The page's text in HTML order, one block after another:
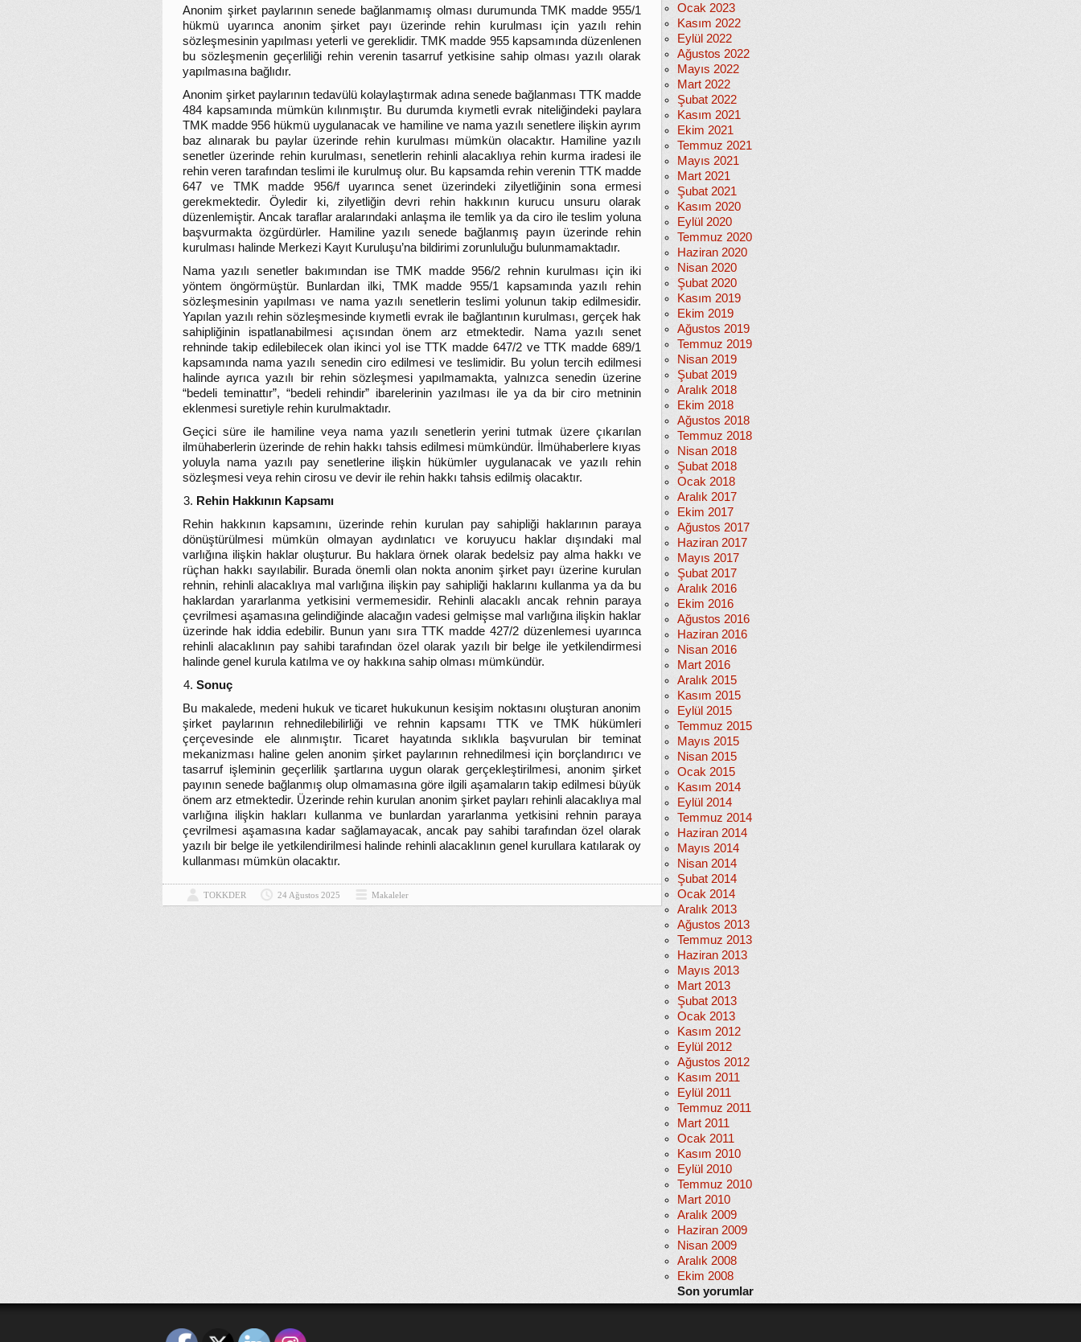
Anonim şirket paylarının senede bağlanmamış olması durumunda TMK madde 955/1
hükmü uyarınca anonim şirket payı üzerinde rehin kurulması için yazılı rehin
sözleşmesinin yapılması yeterli ve gereklidir. TMK madde 955 kapsamında düzenlenen
bu sözleşmenin geçerliliği rehin verenin tasarruf yetkisine sahip olması yazılı olarak
yapılmasına bağlıdır.
Anonim şirket paylarının tedavülü kolaylaştırmak adına senede bağlanması TTK madde
484 kapsamında mümkün kılınmıştır. Bu durumda kıymetli evrak niteliğindeki paylara
TMK madde 956 hükmü uygulanacak ve hamiline ve nama yazılı senetlere ilişkin ayrım
baz alınarak bu paylar üzerinde rehin kurulması mümkün olacaktır. Hamiline yazılı
senetler üzerinde rehin kurulması, senetlerin rehinli alacaklıya rehin kurma iradesi ile
rehin veren tarafından teslimi ile kurulmuş olur. Bu kapsamda rehin verenin TTK madde
647 ve TMK madde 956/f uyarınca senet üzerindeki zilyetliğinin sona ermesi
gerekmektedir. Öyledir ki, zilyetliğin devri rehin hakkının kurucu unsuru olarak
düzenlemiştir. Ancak taraflar aralarındaki anlaşma ile temlik ya da ciro ile teslim yoluna
başvurmakta özgürdürler. Hamiline yazılı senede bağlanmış payın üzerinde rehin
kurulması halinde Merkezi Kayıt Kuruluşu’na bildirimi zorunluluğu bulunmamaktadır.
Nama yazılı senetler bakımından ise TMK madde 956/2 rehnin kurulması için iki
yöntem öngörmüştür. Bunlardan ilki, TMK madde 955/1 kapsamında yazılı rehin
sözleşmesinin yapılması ve nama yazılı senetlerin teslimi yolunun takip edilmesidir.
Yapılan yazılı rehin sözleşmesinde kıymetli evrak ile bağlantının kurulması, gerçek hak
sahipliğinin ispatlanabilmesi açısından önem arz etmektedir. Nama yazılı senet
rehninde takip edilebilecek olan ikinci yol ise TTK madde 647/2 ve TTK madde 689/1
kapsamında nama yazılı senedin ciro edilmesi ve teslimidir. Bu yolun tercih edilmesi
halinde ayrıca yazılı bir rehin sözleşmesi yapılmamakta, yalnızca senedin üzerine
“bedeli teminattır”, “bedeli rehindir” ibarelerinin yazılması ile ya da bir ciro metninin
eklenmesi suretiyle rehin kurulmaktadır.
Geçici süre ile hamiline veya nama yazılı senetlerin yerini tutmak üzere çıkarılan
ilmühaberlerin üzerinde de rehin hakkı tahsis edilmesi mümkündür. İlmühaberlere kıyas
yoluyla nama yazılı pay senetlerine ilişkin hükümler uygulanacak ve yazılı rehin
sözleşmesi veya rehin cirosu ve devir ile rehin hakkı tahsis edilmiş olacaktır.
Rehin Hakkının Kapsamı
Rehin hakkının kapsamını, üzerinde rehin kurulan pay sahipliği haklarının paraya
dönüştürülmesi mümkün olmayan aydınlatıcı ve koruyucu haklar dışındaki mal
varlığına ilişkin haklar oluşturur. Bu haklara örnek olarak bedelsiz pay alma hakkı ve
rüçhan hakkı sayılabilir. Burada önemli olan nokta anonim şirket payı üzerine kurulan
rehnin, rehinli alacaklıya mal varlığına ilişkin pay sahipliği haklarını kullanma ya da bu
haklardan yararlanma yetkisini vermemesidir. Rehinli alacaklı ancak rehnin paraya
çevrilmesi aşamasına gelindiğinde alacağın vadesi gelmişse mal varlığına ilişkin haklar
üzerinde hak iddia edebilir. Bunun yanı sıra TTK madde 427/2 düzenlemesi uyarınca
rehinli alacaklının pay sahibi tarafından özel olarak yazılı bir belge ile yetkilendirmesi
halinde genel kurula katılma ve oy hakkına sahip olması mümkündür.
Sonuç
Bu makalede, medeni hukuk ve ticaret hukukunun kesişim noktasını oluşturan anonim
şirket paylarının rehnedilebilirliği ve rehnin kapsamı TTK ve TMK hükümleri
çerçevesinde ele alınmıştır. Ticaret hayatında sıklıkla başvurulan bir teminat
mekanizması haline gelen anonim şirket paylarının rehnedilmesi için borçlandırıcı ve
tasarruf işleminin geçerlilik şartlarına uygun olarak gerçekleştirilmesi, anonim şirket
payının senede bağlanmış olup olmamasına göre ilgili aşamaların takip edilmesi büyük
önem arz etmektedir. Üzerinde rehin kurulan anonim şirket payları rehinli alacaklıya mal
varlığına ilişkin hakları kullanma ve bunlardan yararlanma yetkisini rehnin paraya
çevrilmesi aşamasına kadar sağlamayacak, ancak pay sahibi tarafından özel olarak
yazılı bir belge ile yetkilendirilmesi halinde rehinli alacaklının genel kurullara katılarak oy
kullanması mümkün olacaktır.
TOKKDER 24 Ağustos 2025 Makaleler
Ocak 2023
Kasım 2022
Eylül 2022
Ağustos 2022
Mayıs 2022
Mart 2022
Şubat 2022
Kasım 2021
Ekim 2021
Temmuz 2021
Mayıs 2021
Mart 2021
Şubat 2021
Kasım 2020
Eylül 2020
Temmuz 2020
Haziran 2020
Nisan 2020
Şubat 2020
Kasım 2019
Ekim 2019
Ağustos 2019
Temmuz 2019
Nisan 2019
Şubat 2019
Aralık 2018
Ekim 2018
Ağustos 2018
Temmuz 2018
Nisan 2018
Şubat 2018
Ocak 2018
Aralık 2017
Ekim 2017
Ağustos 2017
Haziran 2017
Mayıs 2017
Şubat 2017
Aralık 2016
Ekim 2016
Ağustos 2016
Haziran 2016
Nisan 2016
Mart 2016
Aralık 2015
Kasım 2015
Eylül 2015
Temmuz 2015
Mayıs 2015
Nisan 2015
Ocak 2015
Kasım 2014
Eylül 2014
Temmuz 2014
Haziran 2014
Mayıs 2014
Nisan 2014
Şubat 2014
Ocak 2014
Aralık 2013
Ağustos 2013
Temmuz 2013
Haziran 2013
Mayıs 2013
Mart 2013
Şubat 2013
Ocak 2013
Kasım 2012
Eylül 2012
Ağustos 2012
Kasım 2011
Eylül 2011
Temmuz 2011
Mart 2011
Ocak 2011
Kasım 2010
Eylül 2010
Temmuz 2010
Mart 2010
Aralık 2009
Haziran 2009
Nisan 2009
Aralık 2008
Ekim 2008
Son yorumlar